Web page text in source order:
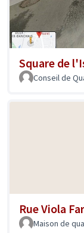
Square de
Conseil de
Rue Viola
Maison de